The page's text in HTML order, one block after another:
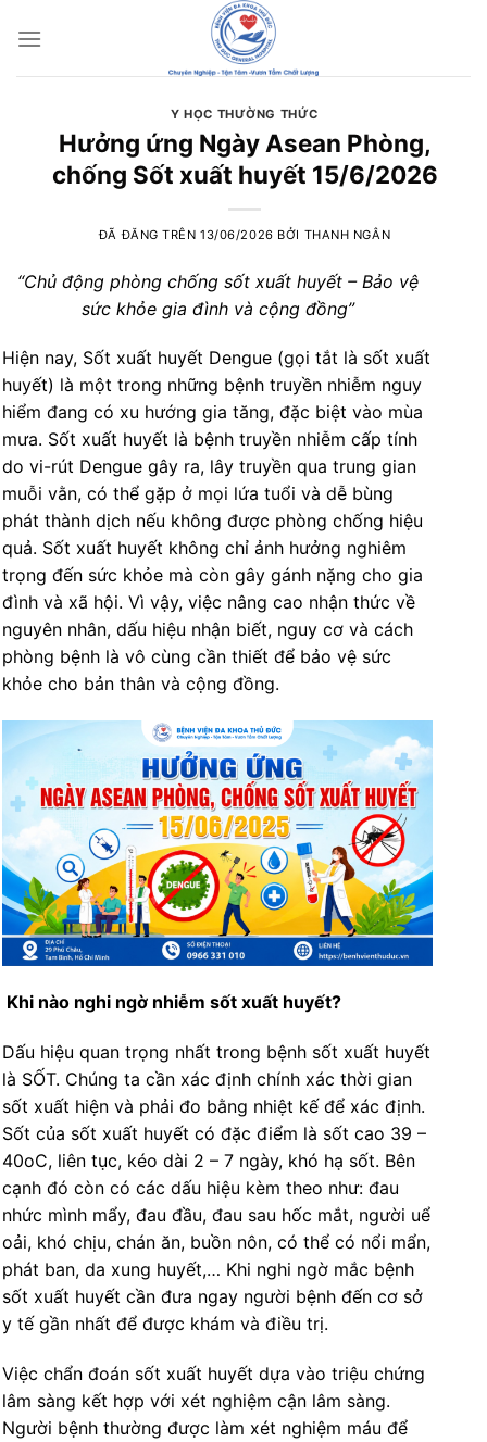
đến
Y HỌC THƯỜNG THỨC
Hưởng ứng Ngày Asean Phòng,
chống Sốt xuất huyết 15/6/2026
ĐÃ ĐĂNG TRÊN13/06/2026 BỞI THANH NGÂN
“Chủ động phòng chống sốt xuất huyết – Bảo vệ
sức khỏe gia đình và cộng đồng”
Hiện nay, Sốt xuất huyết Dengue (gọi tắt là sốt xuất
huyết) là một trong những bệnh truyền nhiễm nguy
hiểm đang có xu hướng gia tăng, đặc biệt vào mùa
mưa. Sốt xuất huyết là bệnh truyền nhiễm cấp tính
do vi-rút Dengue gây ra, lây truyền qua trung gian
muỗi vằn, có thể gặp ở mọi lứa tuổi và dễ bùng
phát thành dịch nếu không được phòng chống hiệu
quả. Sốt xuất huyết không chỉ ảnh hưởng nghiêm
trọng đến sức khỏe mà còn gây gánh nặng cho gia
đình và xã hội. Vì vậy, việc nâng cao nhận thức về
nguyên nhân, dấu hiệu nhận biết, nguy cơ và cách
phòng bệnh là vô cùng cần thiết để bảo vệ sức
khỏe cho bản thân và cộng đồng.
Khi nào nghi ngờ nhiễm sốt xuất huyết?
Dấu hiệu quan trọng nhất trong bệnh sốt xuất huyết
là SỐT. Chúng ta cần xác định chính xác thời gian
sốt xuất hiện và phải đo bằng nhiệt kế để xác định.
Sốt của sốt xuất huyết có đặc điểm là sốt cao 39 –
40oC, liên tục, kéo dài 2 – 7 ngày, khó hạ sốt. Bên
cạnh đó còn có các dấu hiệu kèm theo như: đau
nhức mình mẩy, đau đầu, đau sau hốc mắt, người uể
oải, khó chịu, chán ăn, buồn nôn, có thể có nổi mẩn,
phát ban, da xung huyết,… Khi nghi ngờ mắc bệnh
sốt xuất huyết cần đưa ngay người bệnh đến cơ sở
y tế gần nhất để được khám và điều trị.
Việc chẩn đoán sốt xuất huyết dựa vào triệu chứng
lâm sàng kết hợp với xét nghiệm cận lâm sàng.
Người bệnh thường được làm xét nghiệm máu để